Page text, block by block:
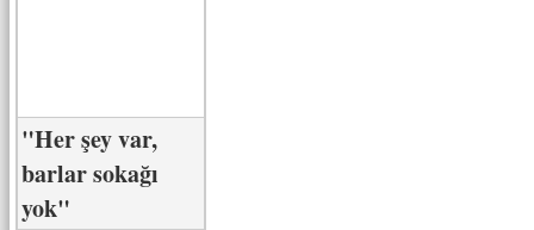
"Her şey var,
barlar sokağı
yok"